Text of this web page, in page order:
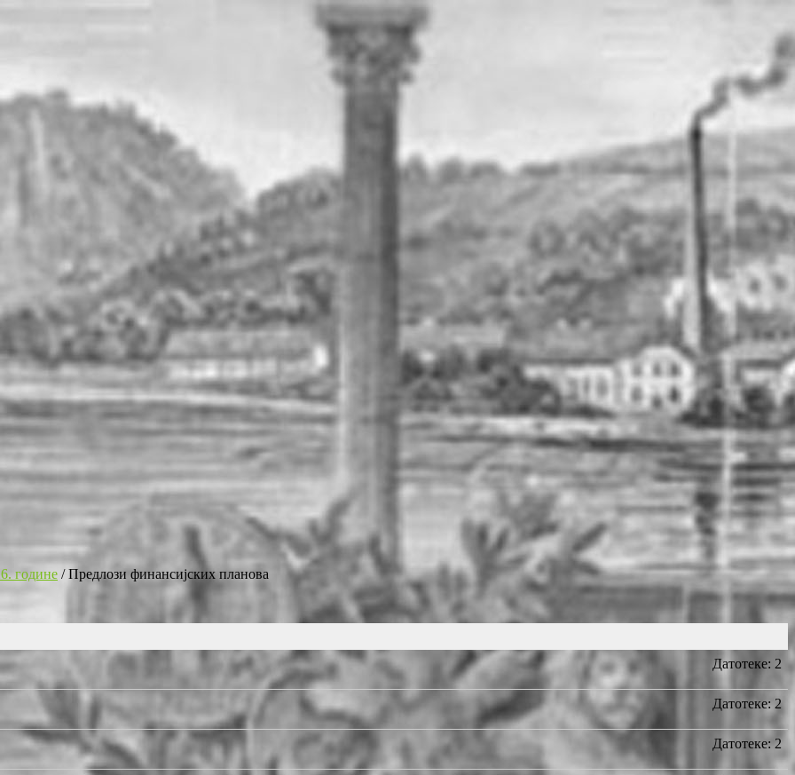
године /Предлози финансијских планова
Датотеке: 2
Датотеке: 2
Датотеке: 2